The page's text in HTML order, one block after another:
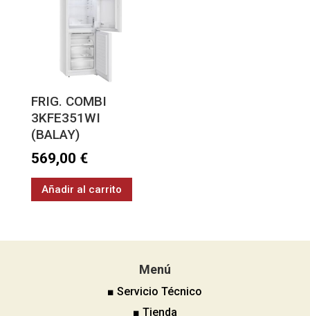
FRIG. COMBI
3KFE351WI
(BALAY)
569,00 €
Añadir al carrito
Menú
■ Servicio Técnico
■ Tienda